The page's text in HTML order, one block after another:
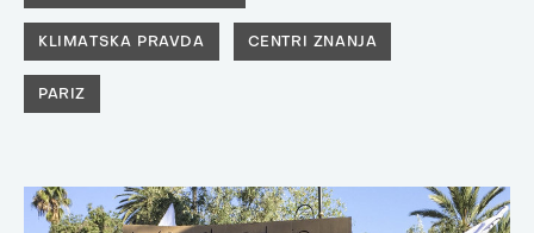
KLIMATSKA PRAVDA CENTRI ZNANJA
PARIZ